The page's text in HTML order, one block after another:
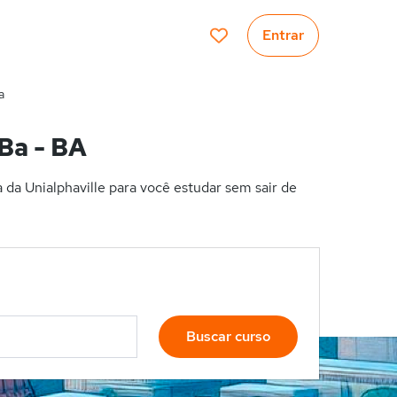
Entrar
- BA
Unialphaville para você estudar sem sair de
Buscar curso